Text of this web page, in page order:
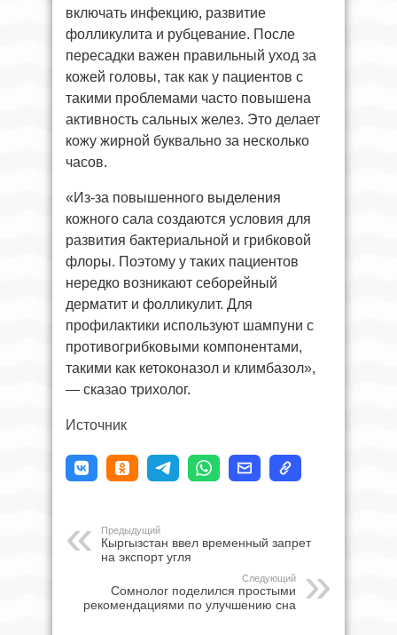
включать инфекцию, развитие
фолликулита и рубцевание. После
пересадки важен правильный уход за
кожей головы, так как у пациентов с
такими проблемами часто повышена
активность сальных желез. Это делает
кожу жирной буквально за несколько
часов.
«Из-за повышенного выделения
кожного сала создаются условия для
развития бактериальной и грибковой
флоры. Поэтому у таких пациентов
нередко возникают себорейный
дерматит и фолликулит. Для
профилактики используют шампуни с
противогрибковыми компонентами,
такими как кетоконазол и климбазол»,
— сказао трихолог.
Источник
Предыдущий
Кыргызстан ввел временный запрет
на экспорт угля
Следующий
Сомнолог поделился простыми
рекомендациями по улучшению сна